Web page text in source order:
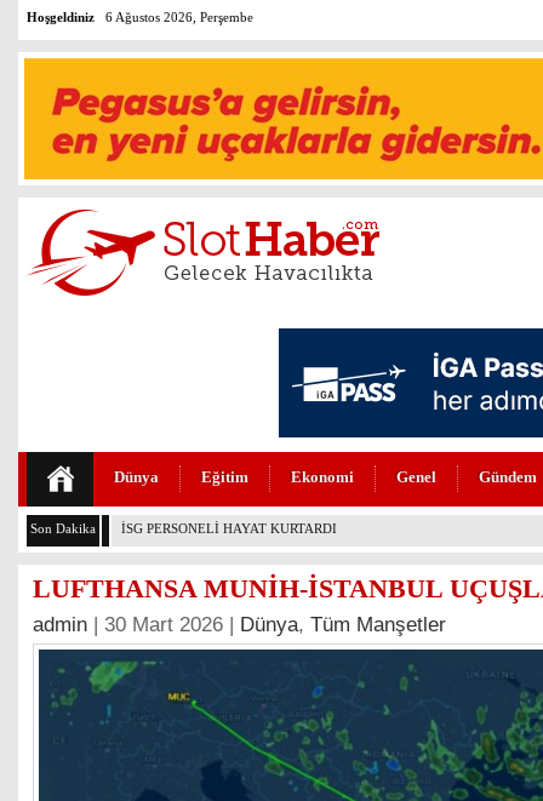
Hoşgeldiniz 6 Ağustos 2026, Perşembe
Dünya Eğitim Ekonomi Genel Gündem
Son Dakika PEGASUS’TAN HUKUKTA YAPAY ZEKA DEVRİMİ
LUFTHANSA MUNİH-İSTANBUL
admin | 30 Mart 2026 | Dünya, Tüm Manşetler